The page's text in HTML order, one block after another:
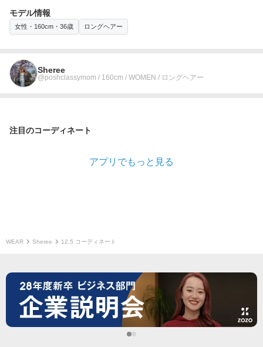
モデル情報
女性・160cm・36歳 ロングヘアー
Sheree
@poshclassymom / 160cm / WOMEN / ロングヘアー
注目のコーディネート
アプリでもっと見る
WEAR Sheree 12.5 コーディネート